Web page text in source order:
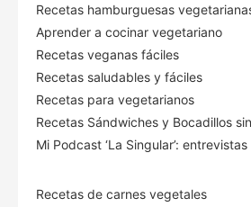
Recetas hamburguesas
Aprender a cocinar vegetariano
Recetas veganas fáciles
Recetas saludables y fáciles
Recetas para vegetarianos
Recetas Sándwiches y Bocadillos
Mi Podcast ‘La Singular’:
Recetas de carnes vegetales